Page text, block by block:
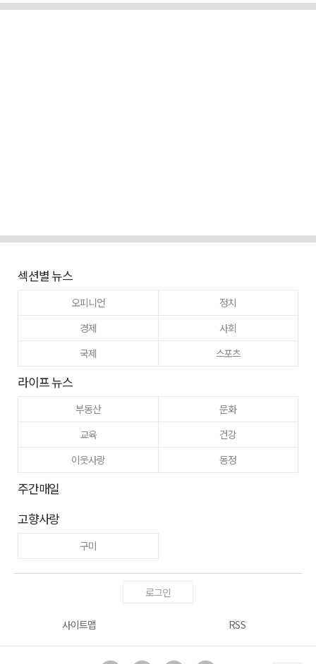
섹션별 뉴스
오피니언
정치
경제
사회
국제
스포츠
라이프 뉴스
부동산
문화
교육
건강
이웃사랑
동정
주간매일
고향사랑
구미
로그인
사이트맵 RSS